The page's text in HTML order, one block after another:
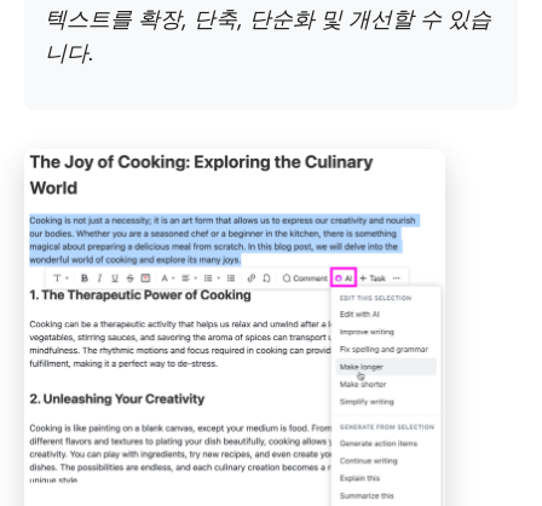
텍스트를 확장, 단축, 단순화 및 개선할 수 있습
니다.